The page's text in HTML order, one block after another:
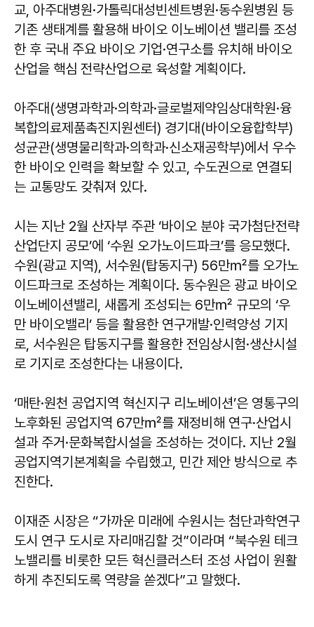
교, 아주대병원·가톨릭대성빈센트병원·동수원병원 등
기존 생태계를 활용해 바이오 이노베이션 밸리를 조성
한 후 국내 주요 바이오 기업·연구소를 유치해 바이오
산업을 핵심 전략산업으로 육성할 계획이다.
아주대(생명과학과·의학과·글로벌제약임상대학원·융
복합의료제품촉진지원센터) 경기대(바이오융합학부)
성균관(생명물리학과·의학과·신소재공학부)에서 우수
한 바이오 인력을 확보할 수 있고, 수도권으로 연결되
는 교통망도 갖춰져 있다.
시는 지난 2월 산자부 주관 ‘바이오 분야 국가첨단전략
산업단지 공모’에 ‘수원 오가노이드파크’를 응모했다.
수원(광교 지역), 서수원(탑동지구) 56만㎡를 오가노
이드파크로 조성하는 계획이다. 동수원은 광교 바이오
이노베이션밸리, 새롭게 조성되는 6만㎡ 규모의 ‘우
만 바이오밸리’ 등을 활용한 연구개발·인력양성 기지
로, 서수원은 탑동지구를 활용한 전임상시험·생산시설
로 기지로 조성한다는 내용이다.
‘매탄·원천 공업지역 혁신지구 리노베이션’은 영통구의
노후화된 공업지역 67만㎡를 재정비해 연구·산업시
설과 주거·문화복합시설을 조성하는 것이다. 지난 2월
공업지역기본계획을 수립했고, 민간 제안 방식으로 추
진한다.
이재준 시장은 “가까운 미래에 수원시는 첨단과학연구
도시 연구 도시로 자리매김할 것”이라며 “북수원 테크
노밸리를 비롯한 모든 혁신클러스터 조성 사업이 원활
하게 추진되도록 역량을 쏟겠다”고 말했다.